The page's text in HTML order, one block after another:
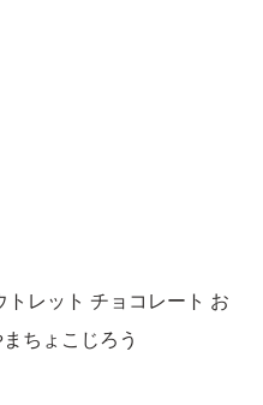
レット チョコレート お
ちょこじろう